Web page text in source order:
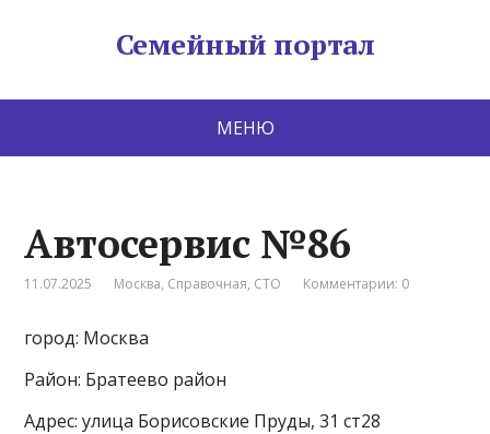
Семейный портал
МЕНЮ
Автосервис №86
11.07.2025 Москва, Справочная, СТО Комментарии: 0
город: Москва
Район: Братеево район
Адрес: улица Борисовские Пруды, 31 ст28